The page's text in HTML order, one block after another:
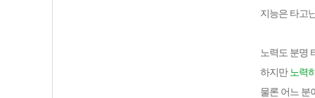
지능은 타고
노력도 분명
하지만 노력
물론 어느 분